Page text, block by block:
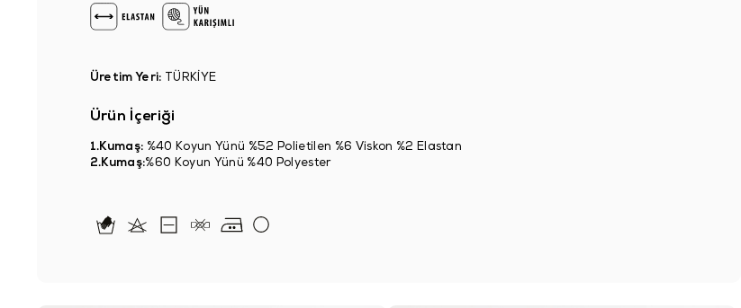
Üretim Yeri: TÜRKİYE
Ürün İçeriği
1.Kumaş: %40 Koyun Yünü %52 Polietilen %6 Viskon %2 Elastan
2.Kumaş:%60 Koyun Yünü %40 Polyester